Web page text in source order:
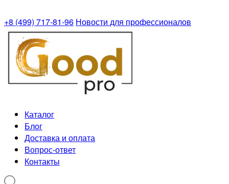
+8 (499) 717-81-96 Новости для профессионалов
Каталог
Блог
Доставка и оплата
Вопрос-ответ
Контакты